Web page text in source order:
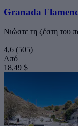
Granada
Νιώστε τη ζέστη του
4,6 (505)
Από
18,49 $